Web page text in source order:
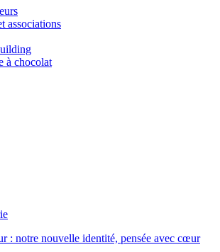
associations
à chocolat